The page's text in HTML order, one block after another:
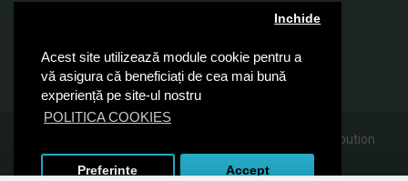
Acest site utilizează module cookie pentru a
vă asigura că beneficiați de cea mai bună
experiență pe site-ul nostru
POLITICA COOKIES
Inchide
Preferinte Accept
Abonare
Am citit şi sunt de acord cu Politica de Confidentialitate
© 2019, Papir.ro, Toate drepturile rezervate Sanito Distribution